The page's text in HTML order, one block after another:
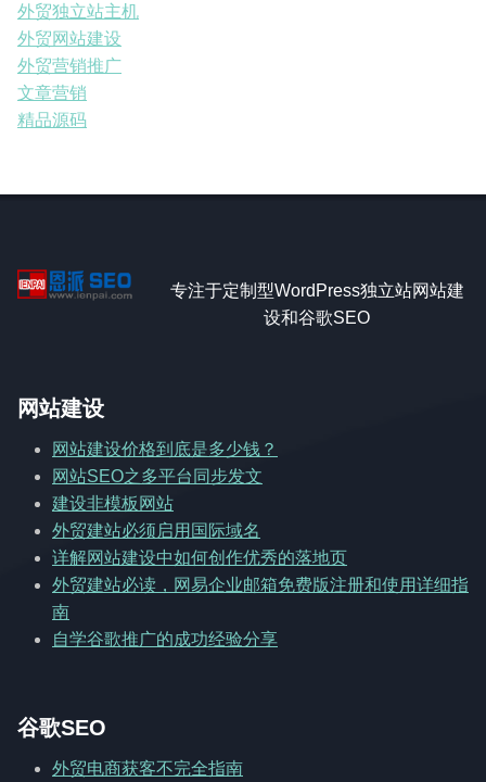
外贸独立站主机
外贸网站建设
外贸营销推广
文章营销
精品源码
专注于定制型WordPress独立站网站建
设和谷歌SEO
网站建设
网站建设价格到底是多少钱？
网站SEO之多平台同步发文
建设非模板网站
外贸建站必须启用国际域名
详解网站建设中如何创作优秀的落地页
外贸建站必读，网易企业邮箱免费版注册和使用详细指
南
自学谷歌推广的成功经验分享
谷歌SEO
外贸电商获客不完全指南